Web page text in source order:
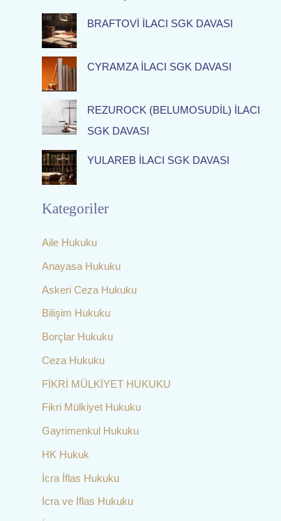
o
r
:
BRAFTOVİ İLACI SGK DAVASI
CYRAMZA İLACI SGK DAVASI
REZUROCK (BELUMOSUDİL) İLACI
SGK DAVASI
YULAREB İLACI SGK DAVASI
Kategoriler
Aile Hukuku
Anayasa Hukuku
Askeri Ceza Hukuku
Bilişim Hukuku
Borçlar Hukuku
Ceza Hukuku
FİKRİ MÜLKİYET HUKUKU
Fikri Mülkiyet Hukuku
Gayrimenkul Hukuku
HK Hukuk
İcra İflas Hukuku
İcra ve İflas Hukuku